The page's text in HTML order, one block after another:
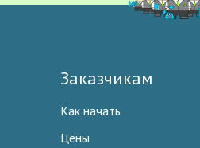
Заказчикам
Как начать
Цены